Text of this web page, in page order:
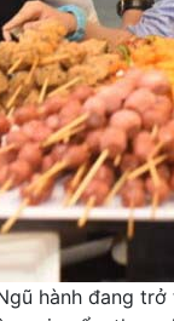
hành đang